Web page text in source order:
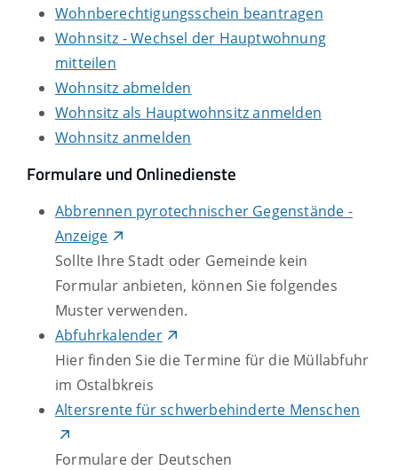
Wohnberechtigungsschein beantragen
Wohnsitz - Wechsel der Hauptwohnung
mitteilen
Wohnsitz abmelden
Wohnsitz als Hauptwohnsitz anmelden
Wohnsitz anmelden
Formulare und Onlinedienste
Abbrennen pyrotechnischer Gegenstände -
Anzeige
Sollte Ihre Stadt oder Gemeinde kein
Formular anbieten, können Sie folgendes
Muster verwenden.
Abfuhrkalender
Hier finden Sie die Termine für die Müllabfuhr
im Ostalbkreis
Altersrente für schwerbehinderte Menschen
Formulare der Deutschen